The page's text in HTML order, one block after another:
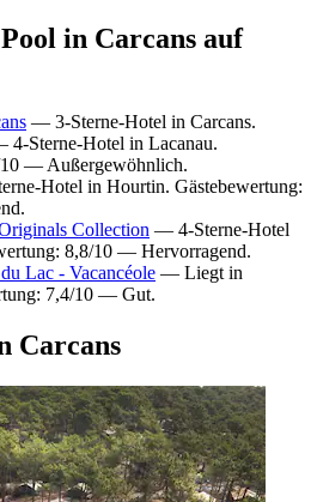
in Carcans auf
— 3-Sterne-Hotel in Carcans.
4-Sterne-Hotel in Lacanau.
10 — Außergewöhnlich.
Hotel in Hourtin. Gästebewertung:
Collection — 4-Sterne-Hotel
8,8/10 — Hervorragend.
Lac - Vacancéole — Liegt in
7,4/10 — Gut.
Carcans